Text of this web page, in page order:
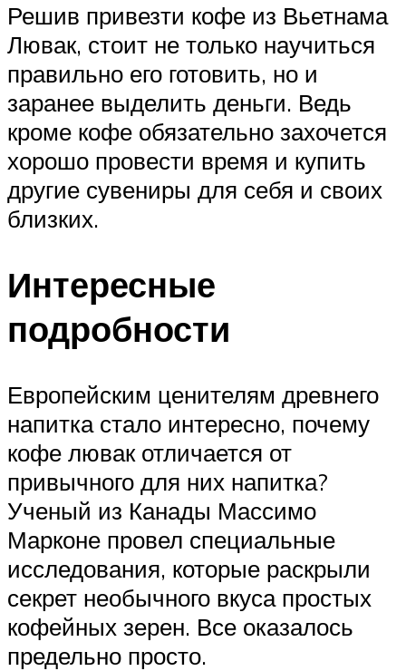
Решив привезти кофе из Вьетнама
Лювак, стоит не только научиться
правильно его готовить, но и
заранее выделить деньги. Ведь
кроме кофе обязательно захочется
хорошо провести время и купить
другие сувениры для себя и своих
близких.
Интересные
подробности
Европейским ценителям древнего
напитка стало интересно, почему
кофе лювак отличается от
привычного для них напитка?
Ученый из Канады Массимо
Марконе провел специальные
исследования, которые раскрыли
секрет необычного вкуса простых
кофейных зерен. Все оказалось
предельно просто.